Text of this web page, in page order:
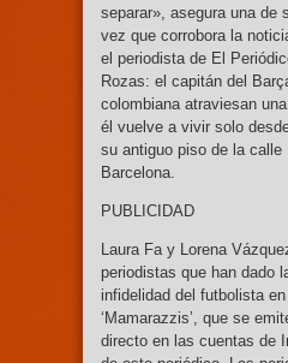
separar», asegura una de
vez que corrobora la
el periodista de El
Rozas: el capitán del
colombiana atraviesan
él vuelve a vivir solo
su antiguo piso de la calle
Barcelona.
PUBLICIDAD
Laura Fa y Lorena
periodistas que han dado
infidelidad del futbolista
‘Mamarazzis’, que se
directo en las cuentas de